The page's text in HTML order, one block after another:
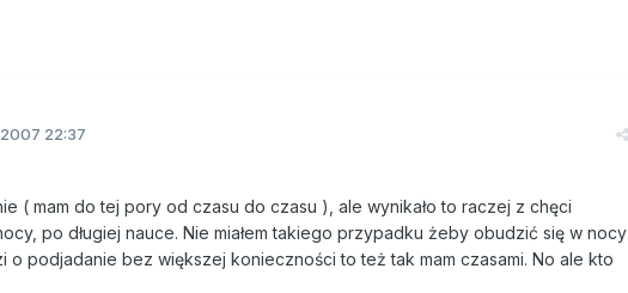
22:37
( mam do tej pory od czasu do czasu ), ale wynikało to raczej z chęci
po długiej nauce. Nie miałem takiego przypadku żeby obudzić się w nocy
o podjadanie bez większej konieczności to też tak mam czasami. No ale kto